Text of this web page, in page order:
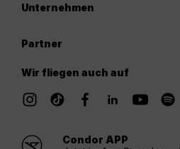
Unternehmen
Partner
Wir fliegen auch auf
Condor APP